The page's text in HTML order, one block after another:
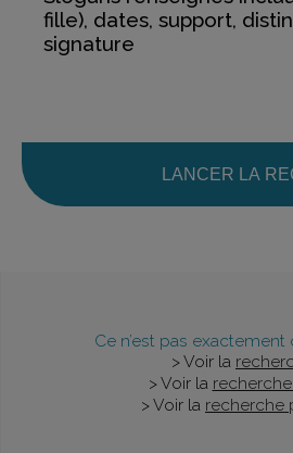
fille), dates, support,
signature
LANCER LA
Ce n’est pas
> Voir la
> Voir la
> Voir la recherche